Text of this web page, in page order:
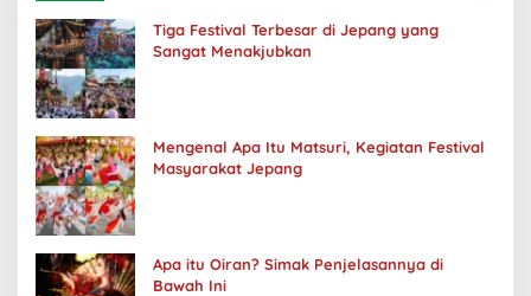
Tiga Festival Terbesar di Jepang yang
Sangat Menakjubkan
Mengenal Apa Itu Matsuri, Kegiatan Festival
Masyarakat Jepang
Apa itu Oiran? Simak Penjelasannya di
Bawah Ini